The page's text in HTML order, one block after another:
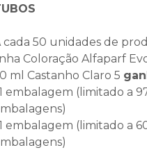
cada 50 unidades de
Coloração Alfaparf
ml Castanho Claro 5
1 embalagem (limitado a
1 embalagem (limitado a